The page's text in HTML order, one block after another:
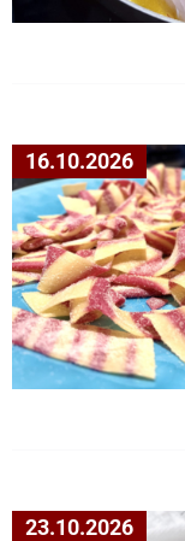
16.10.2026
23.10.2026